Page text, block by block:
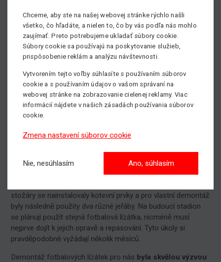
připravit prostor pro stavbu zbrusu
nového multifunkčního fotbalového
stadionu, jehož dokončení je
plánováno na duben roku 2023.
Kapacita tohoto nového stadionu má činit 8 000 diváků s
Aby mohlo ale dojít k zahájení stavebních prací, bylo třeba
určité vybavení nejprve demontovat. Jednalo se obetonové
tribuny, reklamní tabule, veřejná osvětlení, časomíru a
obrovská fotbalová lízátka. A právě s jejich demontáží
stožáry se nainstalovaly kotevní prvky a pro vlastní demontáž
byly následně použity dva různé jeřáby. Na budoucí stadion
se plánují použít stejná fotbalová lízátka, nicméně musí
nejprve dojít k jejich opravě a repasování. Tyto úkoly si
pravděpodobně vyžádají několik měsíců.
Demontáž fotbalových lízátek pro nás byla skvělou výzvou
Chceme, aby ste na našej webovej stránke rýchlo našli
všetko, čo hľadáte, a nielen to, čo by vás podľa nás mohlo
zaujímať. Preto potrebujeme ukladať súbory cookie.
Súbory cookie sa používajú na poskytovanie služieb,
prispôsobenie reklám a analýzu návštevnosti.
Vytvorením tejto voľby súhlasíte s používaním súborov
cookie a s používaním údajov o vašom správaní na
webovej stránke na zobrazovanie cielenej reklamy. Viac
informácií nájdete v našich zásadách používania súborov
cookie.
Zmena nastavení súborov cookie
Nie, nesúhlasím Ano, súhlasím